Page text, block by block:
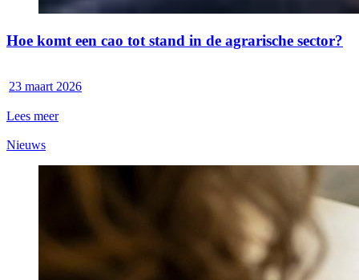
Hoe komt een cao tot stand in de agrarische sector?
23 maart 2026
Lees meer
Nieuws